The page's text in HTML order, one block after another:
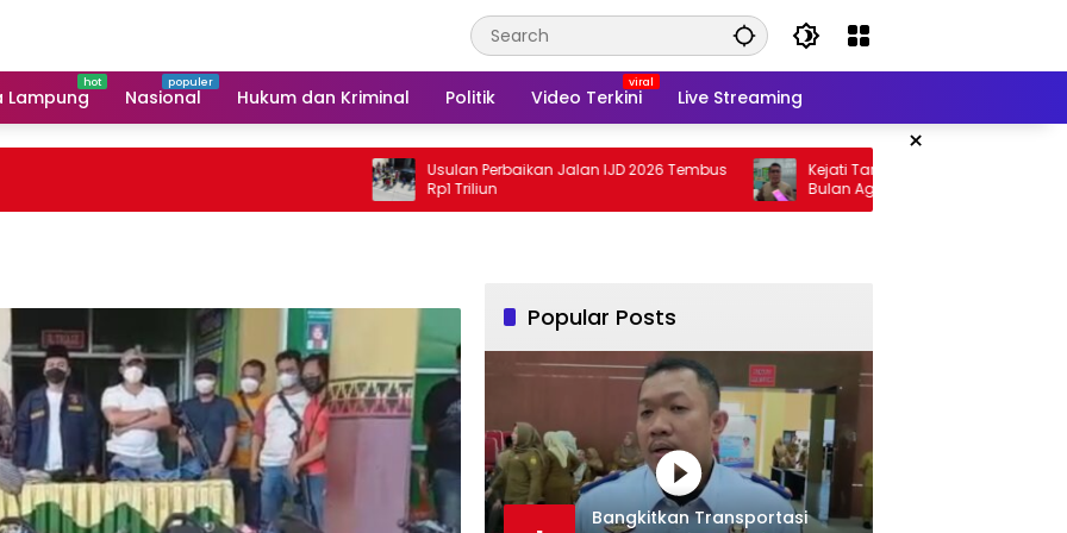
Lampung Nasional Hukum dan Kriminal Politik Video Terkini Live Streaming
×
Usulan Perbaikan Jalan IJD 2026 Tembus
Rp1 Triliun
Kejati Targetkan Berkas Arinal Rampung
Bulan Agustus
Popular Posts
Bangkitkan Transportasi